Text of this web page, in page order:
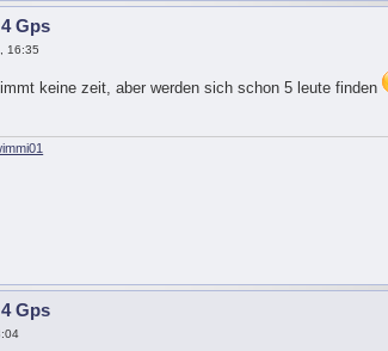
Gps
16:35
keine zeit, aber werden sich schon 5 leute finden
Gps